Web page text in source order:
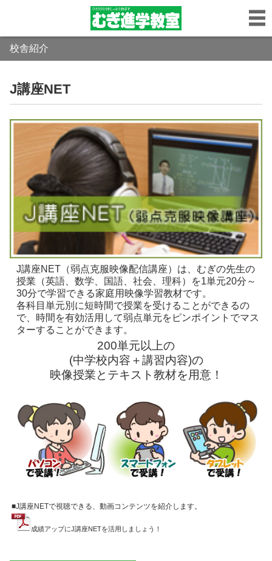
校舎紹介
J講座NET
J講座NET（弱点克服映像配信講座）は、むぎの先生の
授業（英語、数学、国語、社会、理科）を1単元20分～
30分で学習できる家庭用映像学習教材です。
各科目単元別に短時間で授業を受けることができるの
で、時間を有効活用して弱点単元をピンポイントでマス
ターすることができます。
200単元以上の
(中学校内容＋講習内容)の
映像授業とテキスト教材を用意！
■J講座NETで視聴できる、動画コンテンツを紹介します。
成績アップにJ講座NETを活用しましょう！